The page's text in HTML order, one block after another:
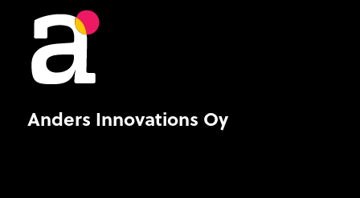
Anders Innovations Oy